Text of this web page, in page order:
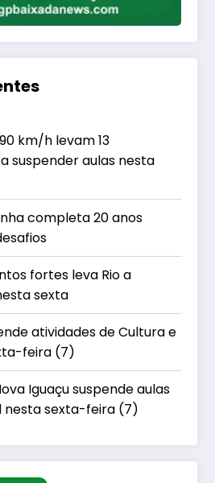
km/h levam 13
suspender aulas nesta
completa 20 anos
fortes leva Rio a
sexta
atividades de Cultura e
feira (7)
Iguaçu suspende aulas
nesta sexta-feira (7)